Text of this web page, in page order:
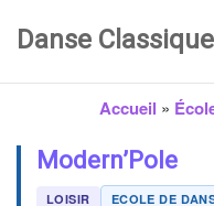
Danse
Accueil »
Modern’Pole
LOISIR ECOLE DE